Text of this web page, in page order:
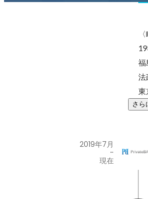
福
法
東
さら
2019年7月
-
現在